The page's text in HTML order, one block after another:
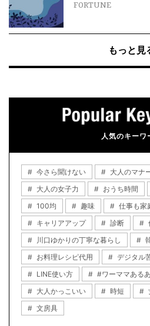
FORTUNE
もっと見
人気のキーワ
今さら聞けない 大人のマナ
大人の女子力
おうち時間
100均
趣味 仕事も家
キャリアアップ
診断
川口ゆかりの丁寧な暮らし
お料理レシピ代用
デジタル
LINE使い方
#ワーママある
大人かっこいい
時短
文房具